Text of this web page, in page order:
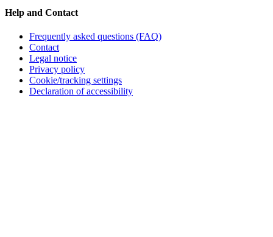
Help and Contact
Frequently asked questions (FAQ)
Contact
Legal notice
Privacy policy
Cookie/tracking settings
Declaration of accessibility